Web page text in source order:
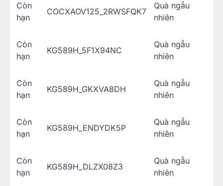
Còn
hạn
COCXAOV125_2RWSFQK7
Quà ngẫu
nhiên
Còn
hạn
KG589H_5F1X94NC
Quà ngẫu
nhiên
Còn
hạn
KG589H_GKXVA8DH
Quà ngẫu
nhiên
Còn
hạn
KG589H_ENDYDK5P
Quà ngẫu
nhiên
Còn
hạn
KG589H_DLZX08Z3
Quà ngẫu
nhiên